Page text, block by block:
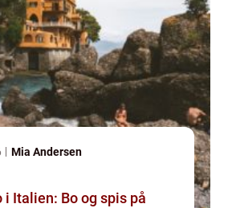
Mia Andersen
Italien: Bo og spis på